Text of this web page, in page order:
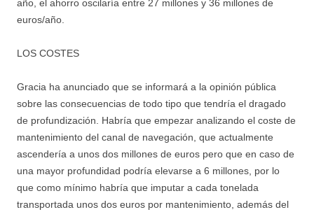
año, el ahorro oscilaría entre 27 millones y 36 millones de
euros/año.
LOS COSTES
Gracia ha anunciado que se informará a la opinión pública
sobre las consecuencias de todo tipo que tendría el dragado
de profundización. Habría que empezar analizando el coste de
mantenimiento del canal de navegación, que actualmente
ascendería a unos dos millones de euros pero que en caso de
una mayor profundidad podría elevarse a 6 millones, por lo
que como mínimo habría que imputar a cada tonelada
transportada unos dos euros por mantenimiento, además del